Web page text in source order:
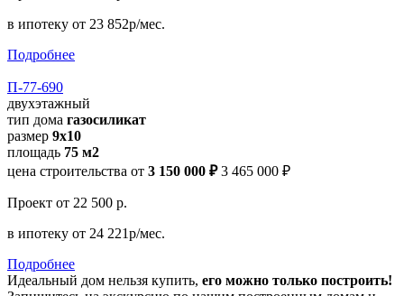
в ипотеку от 23 852р/мес.
Подробнее
П-77-690
двухэтажный
тип дома газосиликат
размер 9x10
площадь 75 м2
цена строительства от 3 150 000 ₽ 3 465 000 ₽
Проект от 22 500 р.
в ипотеку от 24 221р/мес.
Подробнее
Идеальный дом нельзя купить, его можно только построить!